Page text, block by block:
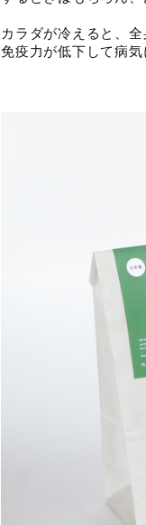
カラダが冷えると、
免疫力が低下して病